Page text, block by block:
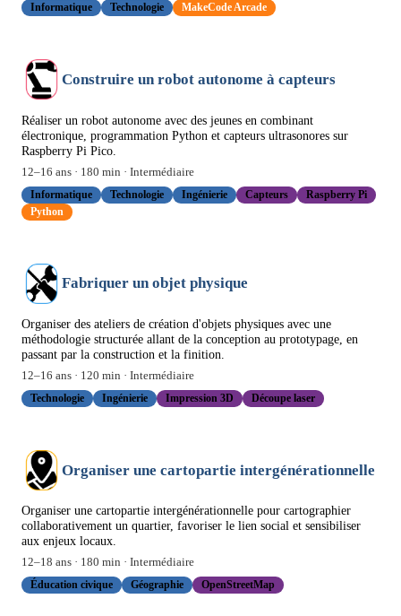
Informatique
Technologie MakeCode Arcade
Construire un robot autonome à capteurs
Réaliser un robot autonome avec des jeunes en combinant
électronique, programmation Python et capteurs ultrasonores sur
Raspberry Pi Pico.
12–16 ans · 180 min · Intermédiaire
Informatique
Technologie Ingénierie Capteurs
Raspberry Pi
Python
Fabriquer un objet physique
Organiser des ateliers de création d'objets physiques avec une
méthodologie structurée allant de la conception au prototypage, en
passant par la construction et la finition.
12–16 ans · 120 min · Intermédiaire
Technologie
Ingénierie Impression 3D Découpe laser
Organiser une cartopartie intergénérationnelle
Organiser une cartopartie intergénérationnelle pour cartographier
collaborativement un quartier, favoriser le lien social et sensibiliser
aux enjeux locaux.
12–18 ans · 180 min · Intermédiaire
Éducation civique
Géographie OpenStreetMap